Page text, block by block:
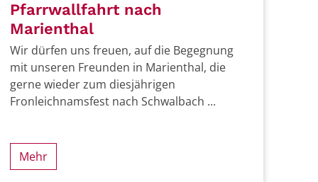
Pfarrwallfahrt nach
Marienthal
Wir dürfen uns freuen, auf die Begegnung
mit unseren Freunden in Marienthal, die
gerne wieder zum diesjährigen
Fronleichnamsfest nach Schwalbach ...
Mehr